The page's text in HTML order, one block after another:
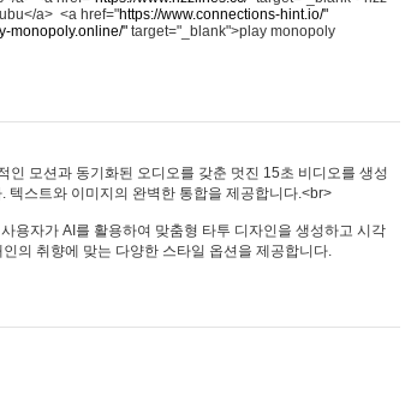
a> <a href="https://www.connections-hint.io/"
monopoly.online/" target="_blank">play monopoly
인 모션과 동기화된 오디오를 갖춘 멋진 15초 비디오를 생성
텍스트와 이미지의 완벽한 통합을 제공합니다.<br>
용자가 AI를 활용하여 맞춤형 타투 디자인을 생성하고 시각
의 취향에 맞는 다양한 스타일 옵션을 제공합니다.